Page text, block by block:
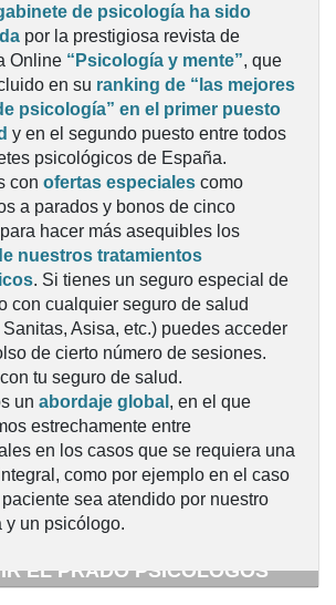
UNA PSICÓLOGA O UN
EL PRADO PSICÓLOGOS
de psicología ha sido
por la prestigiosa revista de
Online “Psicología y mente”, que
en su ranking de “las mejores
psicología” en el primer puesto
y en el segundo puesto entre todos
psicológicos de España.
con ofertas especiales como
a parados y bonos de cinco
hacer más asequibles los
nuestros tratamientos
. Si tienes un seguro especial de
con cualquier seguro de salud
Asisa, etc.) puedes acceder
de cierto número de sesiones.
tu seguro de salud.
un abordaje global , en el que
estrechamente entre
en los casos que se requiera una
como por ejemplo en el caso
sea atendido por nuestro
y un psicólogo.